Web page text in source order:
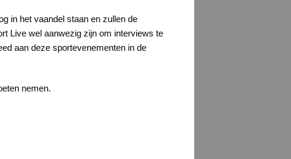
in het vaandel staan en zullen de
Live wel aanwezig zijn om interviews te
aan deze sportevenementen in de
nemen.